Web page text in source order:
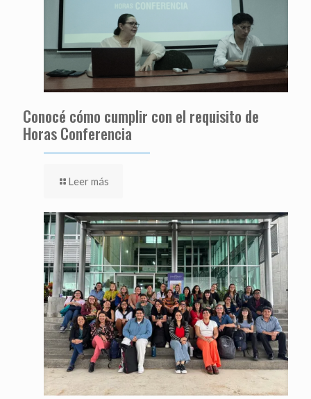
Conocé cómo cumplir con el requisito de
Horas Conferencia
Leer más